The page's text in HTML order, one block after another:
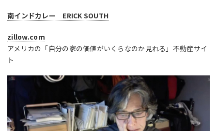
南インドカレー ERICK SOUTH
zillow.com
アメリカの「自分の家の価値がいくらなのか見れる」不動産サイ
ト